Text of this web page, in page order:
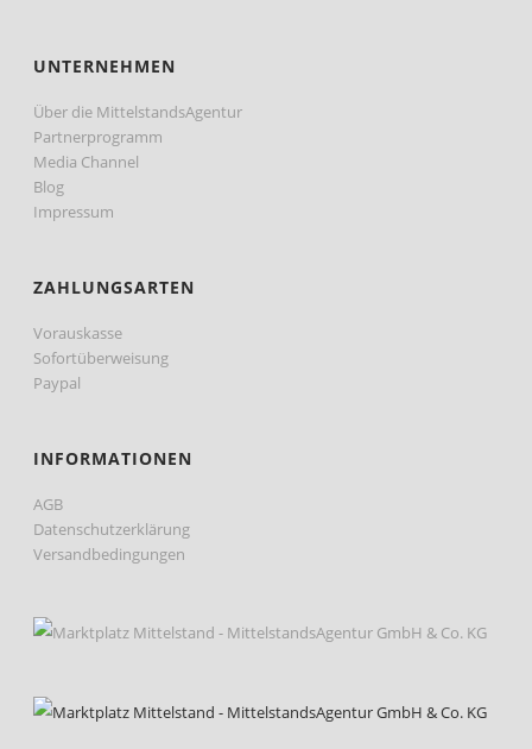
UNTERNEHMEN
Über die MittelstandsAgentur
Partnerprogramm
Media Channel
Blog
Impressum
ZAHLUNGSARTEN
Vorauskasse
Sofortüberweisung
Paypal
INFORMATIONEN
AGB
Datenschutzerklärung
Versandbedingungen